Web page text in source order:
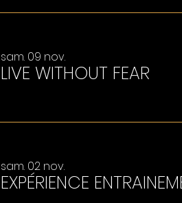
sam. 09 nov.
LIVE WITHOUT FEAR
sam. 02 nov.